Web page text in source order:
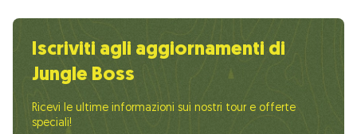
Iscriviti agli aggiornamenti di
Jungle Boss
Ricevi le ultime informazioni sui nostri tour e offerte
speciali!